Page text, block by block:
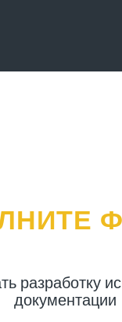
разработку
документации